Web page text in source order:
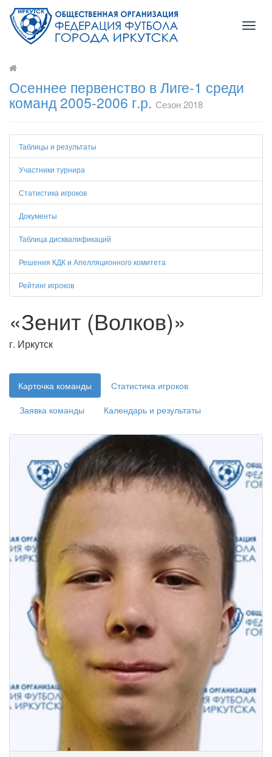
Осеннее первенство в Лиге-1 среди
команд 2005-2006 г.р. Сезон 2018
Таблицы и результаты
Участники турнира
Статистика игроков
Документы
Таблица дисквалификаций
Решения КДК и Апелляционного комитета
Рейтинг игроков
«Зенит (Волков)»
г. Иркутск
Карточка команды
Статистика игроков
Заявка команды
Календарь и результаты